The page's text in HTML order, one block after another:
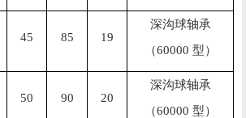
45 85 19
深沟球轴承
（60000 型）
50 90 20
深沟球轴承
（60000 型）